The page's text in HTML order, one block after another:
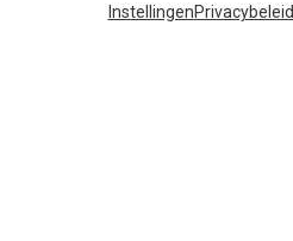
InstellingenPrivacybeleid